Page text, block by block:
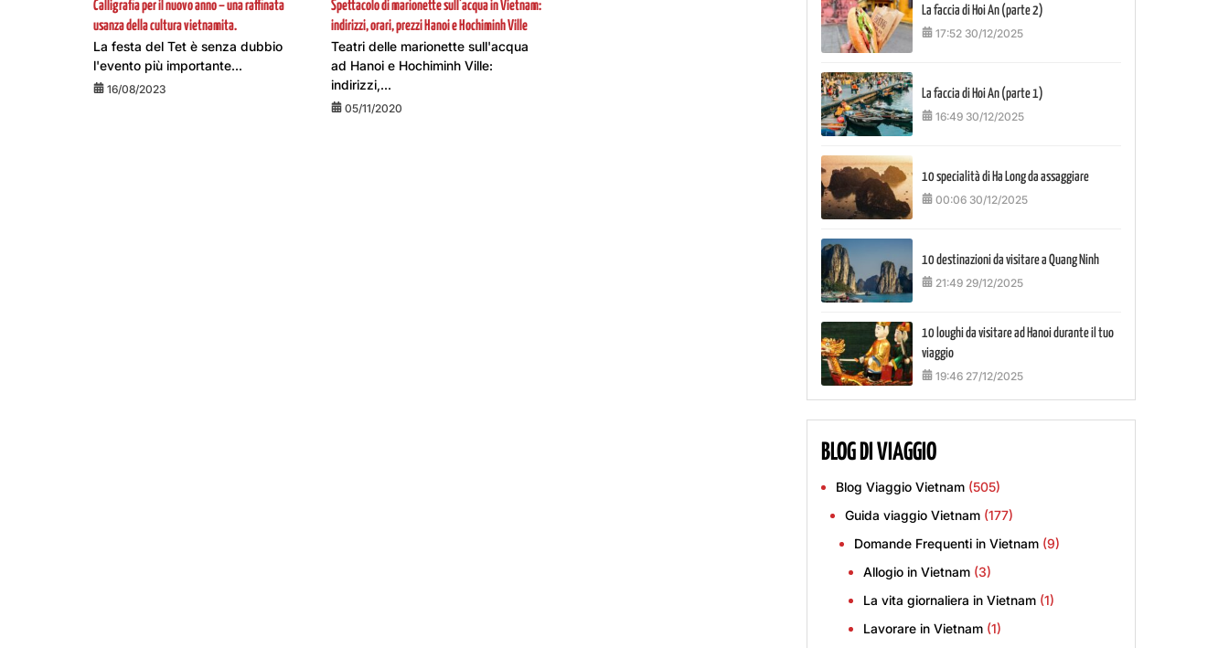
Calligrafia per il nuovo anno – una raffinata
usanza della cultura vietnamita.
La festa del Tet è senza dubbio
l'evento più importante...
16/08/2023
Spettacolo di marionette sull’acqua in Vietnam:
indirizzi, orari, prezzi Hanoi e Hochiminh Ville
Teatri delle marionette sull'acqua
ad Hanoi e Hochiminh Ville:
indirizzi,...
05/11/2020
La faccia di Hoi An (parte 2)
17:52 30/12/2025
La faccia di Hoi An (parte 1)
16:49 30/12/2025
10 specialità di Ha Long da assaggiare
00:06 30/12/2025
10 destinazioni da visitare a Quang Ninh
21:49 29/12/2025
10 loughi da visitare ad Hanoi durante il tuo
viaggio
19:46 27/12/2025
BLOG DI VIAGGIO
Blog Viaggio Vietnam (505)
Guida viaggio Vietnam (177)
Domande Frequenti in Vietnam (9)
Allogio in Vietnam (3)
La vita giornaliera in Vietnam (1)
Lavorare in Vietnam (1)